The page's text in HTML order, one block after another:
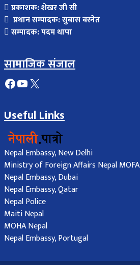
प्रकाशक: शेखर जी सी
प्रधान सम्पादक: सुबास बस्नेत
सम्पादक: पदम थापा
सामाजिक संजाल
Facebook
YouTube
X
Useful Links
Nepal Embassy, New Delhi
Ministry of Foreign Affairs Nepal MOFA
Nepal Embassy, Dubai
Nepal Embassy, Qatar
Nepal Police
Maiti Nepal
MOHA Nepal
Nepal Embassy, Portugal